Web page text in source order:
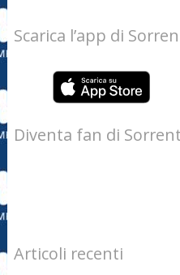
Scarica l’app di
Diventa fan di
Articoli recenti